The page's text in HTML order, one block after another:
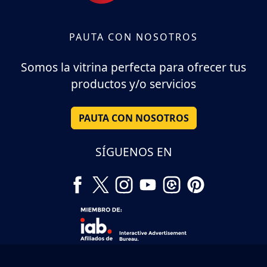
PAUTA CON NOSOTROS
Somos la vitrina perfecta para ofrecer tus
productos y/o servicios
PAUTA CON NOSOTROS
SÍGUENOS EN